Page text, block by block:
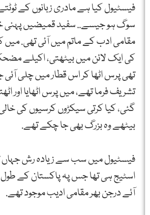
فیسٹیول کیا ہے مادری زبانوں کے
سوگ ہو جیسے.. سفید قمیضیں پہنی
مقامی ادب کے ماتم میں آئی تھی.
کی ایک لائن میں بیٹھتی، اکیلے
تھی پرس اٹھا کر اس قطار میں چلی
تشریف فرما تھے، میں پرس اٹھایا اور
گئی، کیا کرتی سیکڑوں کرسیوں کی
بیٹھے وہ بزرگ بھی جا چکے تھے.
فیسٹیول میں سب سے زیادہ رش جہاں
اسٹیج ہی تھا جس پہ پاکستان کے
آئے درجن بھر مقامی ادیب موجود تھے.